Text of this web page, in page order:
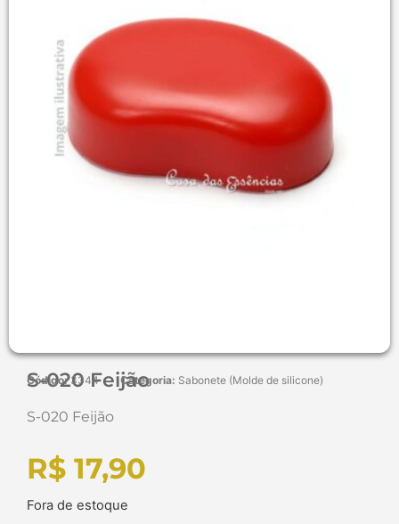
S-020 Feijão
Código:3344 Categoria: Sabonete (Molde de silicone)
S-020 Feijão
R$ 17,90
Fora de estoque